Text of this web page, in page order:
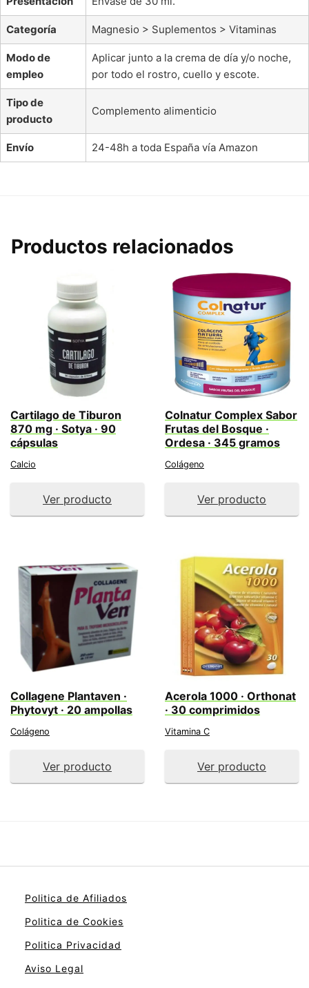
Categoría Magnesio > Suplementos > Vitaminas
Modo de
empleo
Aplicar junto a la crema de día y/o noche,
por todo el rostro, cuello y escote.
Tipo de
producto
Complemento alimenticio
Envío 24-48h a toda España vía Amazon
Productos relacionados
Cartilago de Tiburon
870 mg · Sotya · 90
cápsulas
Calcio
Ver producto
Colnatur Complex Sabor
Frutas del Bosque ·
Ordesa · 345 gramos
Colágeno
Ver producto
Collagene Plantaven ·
Phytovyt · 20 ampollas
Colágeno
Ver producto
Acerola 1000 · Orthonat
· 30 comprimidos
Vitamina C
Ver producto
Politica de Afiliados
Politica de Cookies
Politica Privacidad
Aviso Legal